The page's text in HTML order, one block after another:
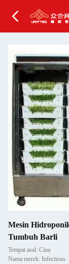
Mesin
Tumbuh Barli
Tempat asal: Cina
Nama merek: Infectious